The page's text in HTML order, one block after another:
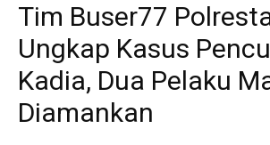
Tim Buser77
Ungkap Kasus
Kadia, Dua Pelaku
Diamankan